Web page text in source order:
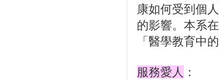
康如何受到個
的影響。本系
「醫學教育中
服務愛人 ：